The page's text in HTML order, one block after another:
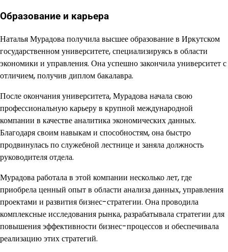
Образование и карьера
Наталья Мурадова получила высшее образование в Иркутском
государственном университете, специализируясь в области
экономики и управления. Она успешно закончила университет с
отличием, получив диплом бакалавра.
После окончания университета, Мурадова начала свою
профессиональную карьеру в крупной международной
компании в качестве аналитика экономических данных.
Благодаря своим навыкам и способностям, она быстро
продвинулась по служебной лестнице и заняла должность
руководителя отдела.
Мурадова работала в этой компании несколько лет, где
приобрела ценный опыт в области анализа данных, управления
проектами и развития бизнес-стратегии. Она проводила
комплексные исследования рынка, разрабатывала стратегии для
повышения эффективности бизнес-процессов и обеспечивала
реализацию этих стратегий.